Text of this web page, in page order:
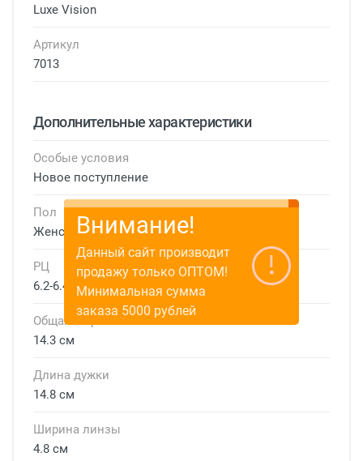
Luxe Vision
Артикул
7013
Дополнительные характеристики
Особые условия
Новое поступление
Пол
Женские
РЦ
6.2-6.4 см
Общая ширина
14.3 см
Длина дужки
14.8 см
Ширина линзы
4.8 см
Внимание!
Данный сайт производит
продажу только ОПТОМ!
Минимальная сумма
заказа 5000 рублей